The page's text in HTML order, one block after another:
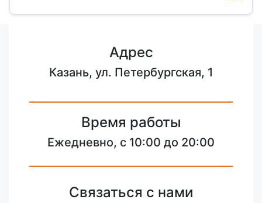
Адрес
Казань, ул. Петербургская, 1
Время работы
Ежедневно, с 10:00 до 20:00
Связаться с нами